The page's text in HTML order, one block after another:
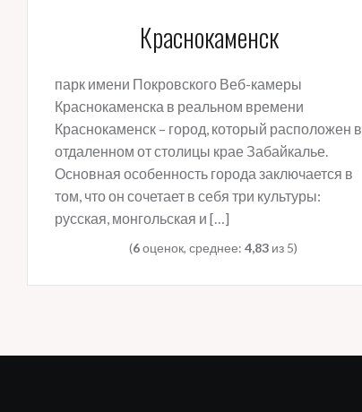
Краснокаменск
парк имени Покровского Веб-камеры
Краснокаменска в реальном времени
Краснокаменск – город, который расположен в
отдаленном от столицы крае Забайкалье.
Основная особенность города заключается в
том, что он сочетает в себя три культуры:
русская, монгольская и […]
(6оценок, среднее: 4,83из 5)